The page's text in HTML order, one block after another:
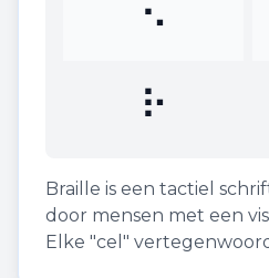
⠑
⠗
Braille is een tactiel
door mensen met een
Elke "cel"